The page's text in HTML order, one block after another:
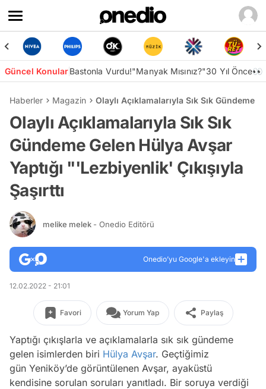
Güncel KonularBastonla Vurdu!"Manyak Mısınız?"30 Yıl Önce👀
Haberler Magazin Olaylı Açıklamalarıyla Sık Sık Gündeme
Olaylı Açıklamalarıyla Sık Sık
Gündeme Gelen Hülya Avşar
Yaptığı "'Lezbiyenlik' Çıkışıyla
Şaşırttı
melike melek - Onedio Editörü
Onedio’yu Google'a ekleyin
12.02.2022 - 21:01
Favori Yorum Yap Paylaş
Yaptığı çıkışlarla ve açıklamalarla sık sık gündeme
gelen isimlerden biri Hülya Avşar. Geçtiğimiz
gün Yeniköy’de görüntülenen Avşar, ayaküstü
kendisine sorulan soruları yanıtladı. Bir soruya verdiği